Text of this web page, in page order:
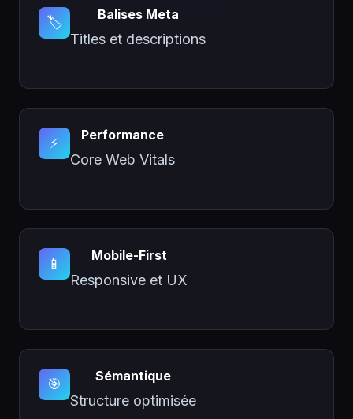
🏷️ Balises Meta
Titles et descriptions
⚡ Performance
Core Web Vitals
📱 Mobile-First
Responsive et UX
🎯 Sémantique
Structure optimisée